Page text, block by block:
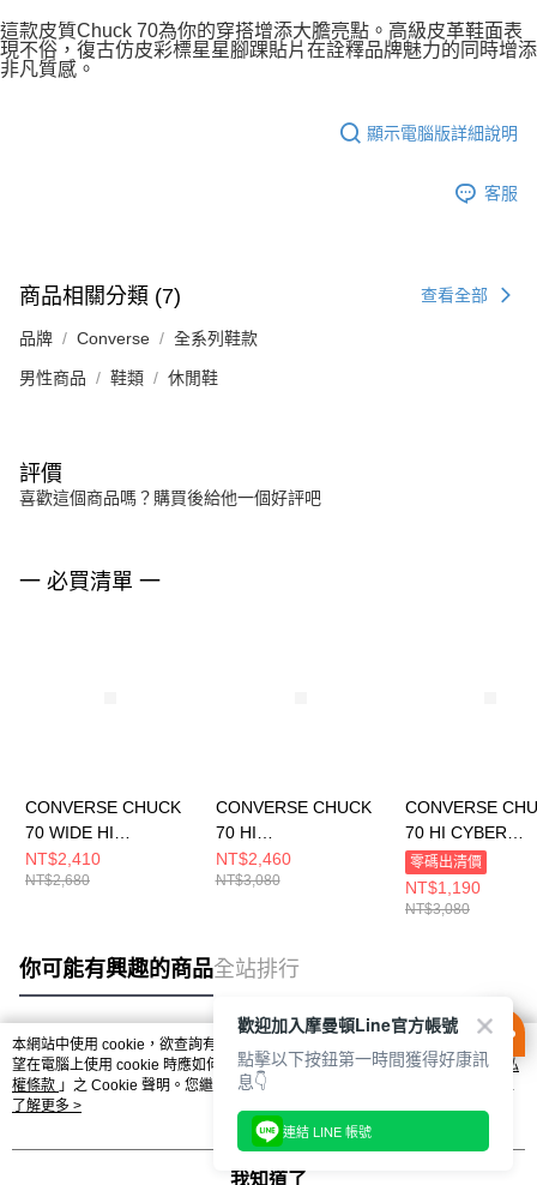
這款皮質Chuck 70為你的穿搭增添大膽亮點。高級皮革鞋面表
現不俗，復古仿皮彩標星星腳踝貼片在詮釋品牌魅力的同時增添
非凡質感。
顯示電腦版詳細說明
客服
商品相關分類 (7) 查看全部
品牌 Converse 全系列鞋款
男性商品 鞋類 休閒鞋
評價
喜歡這個商品嗎？購買後給他一個好評吧
一 必買清單 一
CONVERSE CHUCK
70 WIDE HI
BLACK/BLACK/EGRE
T 男女 休閒鞋
NT$2,410
NT$2,680
CONVERSE CHUCK
70 HI
BLACK/BLACK/WHIT
E 男女 休閒鞋
NT$2,460
NT$3,080
CONVERSE
70 HI CYBER
GREY/EGRET/
男女 休閒鞋
零碼出清價
NT$1,190
NT$3,080
你可能有興趣的商品全站排行
熱門標籤
本網站中使用 cookie，欲查詢有關本網站使用 cookie 方式之詳情，及若您不希
望在電腦上使用 cookie 時應如何變更電腦的 cookie 設定，請參閱本網站「
隱私
權條款 」之 Cookie 聲明。您繼續使用本網站即表示您同意本公司得按本網站使
用條款之 Cookie 聲明使用 cookie。
了解更多 >
我知道了
歡迎加入摩曼頓Line官方帳號
點擊以下按鈕第一時間獲得好康訊
息👇
連結 LINE 帳號